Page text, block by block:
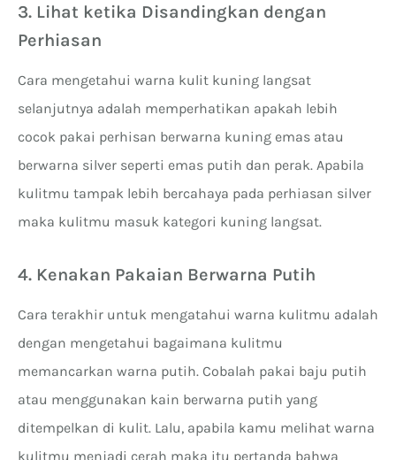
3. Lihat ketika Disandingkan dengan
Perhiasan
Cara mengetahui warna kulit kuning langsat
selanjutnya adalah memperhatikan apakah lebih
cocok pakai perhisan berwarna kuning emas atau
berwarna silver seperti emas putih dan perak. Apabila
kulitmu tampak lebih bercahaya pada perhiasan silver
maka kulitmu masuk kategori kuning langsat.
4. Kenakan Pakaian Berwarna Putih
Cara terakhir untuk mengatahui warna kulitmu adalah
dengan mengetahui bagaimana kulitmu
memancarkan warna putih. Cobalah pakai baju putih
atau menggunakan kain berwarna putih yang
ditempelkan di kulit. Lalu, apabila kamu melihat warna
kulitmu menjadi cerah maka itu pertanda bahwa